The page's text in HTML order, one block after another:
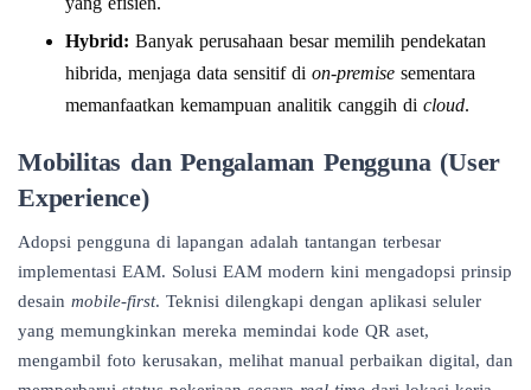
Hybrid: Banyak perusahaan besar memilih pendekatan
hibrida, menjaga data sensitif di on-premise sementara
memanfaatkan kemampuan analitik canggih di cloud.
Mobilitas dan Pengalaman Pengguna (User
Experience)
Adopsi pengguna di lapangan adalah tantangan terbesar
implementasi EAM. Solusi EAM modern kini mengadopsi prinsip
desain mobile-first. Teknisi dilengkapi dengan aplikasi seluler
yang memungkinkan mereka memindai kode QR aset,
mengambil foto kerusakan, melihat manual perbaikan digital, dan